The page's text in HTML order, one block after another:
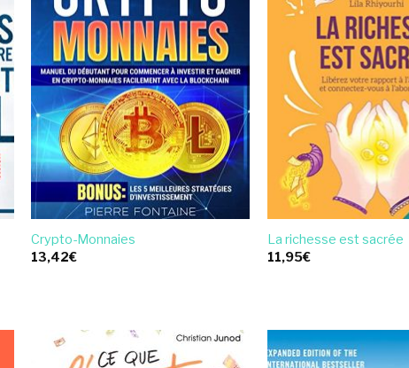
Crypto-Monnaies
13,42€
La richesse est sacrée
11,95€